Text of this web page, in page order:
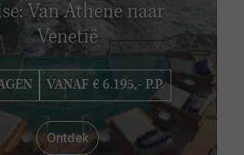
Van Athene naar
Venetië
VANAF € 6.195,- P.P.
Ontdek